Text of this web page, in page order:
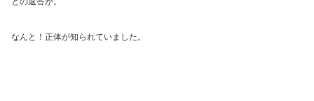
なんと！正体が知られていました。